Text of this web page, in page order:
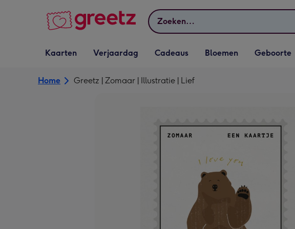
Zoeken
Vervolgkeuzelijst
Kaarten openen
Kaarten
Vervolgkeuzelijst
Verjaardag openen
Verjaardag
Vervolgkeuzelijst
Cadeaus openen
Cadeaus
Vervolgkeuzelijst
Bloemen openen
Bloemen
Vervolgkeuzelijst
Geboorte openen
Geboorte
Home Greetz | Zomaar | Illustratie | Lief